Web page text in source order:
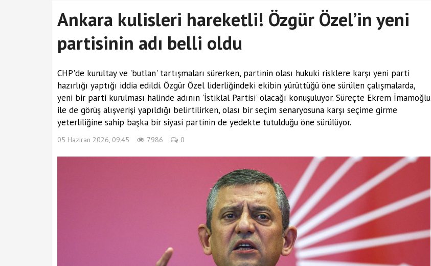
Ankara kulisleri hareketli! Özgür Özel’in yeni
partisinin adı belli oldu
CHP'de kurultay ve 'butlan' tartışmaları sürerken, partinin olası hukuki risklere karşı yeni parti
hazırlığı yaptığı iddia edildi. Özgür Özel liderliğindeki ekibin yürüttüğü öne sürülen çalışmalarda,
yeni bir parti kurulması halinde adının 'İstiklal Partisi' olacağı konuşuluyor. Süreçte Ekrem İmamoğlu
ile de görüş alışverişi yapıldığı belirtilirken, olası bir seçim senaryosuna karşı seçime girme
yeterliliğine sahip başka bir siyasi partinin de yedekte tutulduğu öne sürülüyor.
05 Haziran 2026, 09:45 7986 0